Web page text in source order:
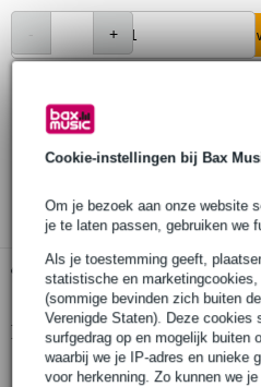
Cookie-instellingen bij Bax
Om je bezoek aan onze website
je te laten passen, gebruiken we
Als je toestemming geeft,
statistische en
(sommige bevinden zich buiten
Verenigde Staten). Deze cookies
surfgedrag op en mogelijk buiten
waarbij we je IP-adres en unieke
voor herkenning. Zo kunnen we
Bestel voor 23:00 = over circa
30 dagen 'niet goed geld terug'
Gratis ophalen in de winkel
Productinformatie
tweekanaals mobiele DJ-mixer